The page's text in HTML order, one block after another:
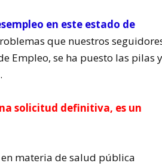
en este estado de
que nuestros
Empleo, se ha puesto las pilas
solicitud definitiva, es un
materia de salud pública